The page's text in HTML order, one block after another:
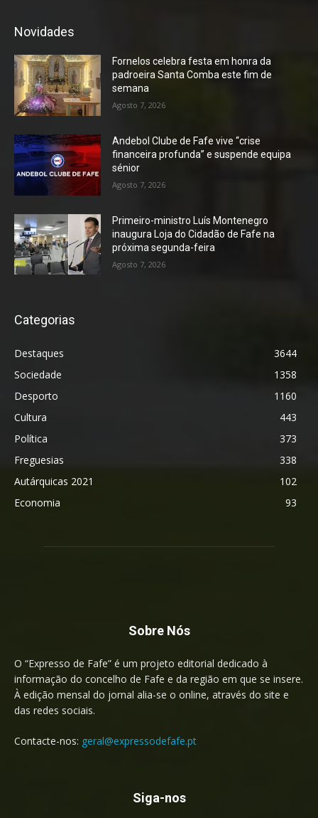
Novidades
Fornelos celebra festa em honra da
padroeira Santa Comba este fim de
semana
Agosto 7, 2026
Andebol Clube de Fafe vive “crise
financeira profunda” e suspende equipa
sénior
Agosto 7, 2026
Primeiro-ministro Luís Montenegro
inaugura Loja do Cidadão de Fafe na
próxima segunda-feira
Agosto 7, 2026
Categorias
Destaques
3644
Sociedade
1358
Desporto
1160
Cultura
443
Política
373
Freguesias
338
Autárquicas 2021
102
Economia
93
Sobre Nós
O “Expresso de Fafe” é um projeto editorial dedicado à
informação do concelho de Fafe e da região em que se insere.
À edição mensal do jornal alia-se o online, através do site e
das redes sociais.
Contacte-nos: geral@expressodefafe.pt
Siga-nos